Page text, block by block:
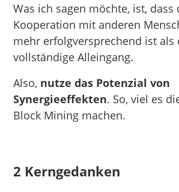
Was ich sagen möchte, ist, dass
Kooperation mit anderen
mehr erfolgversprechend ist als
vollständige Alleingang.
Also, nutze das Potenzial von
Synergieeffekten. So, viel es
Block Mining machen.
2 Kerngedanken